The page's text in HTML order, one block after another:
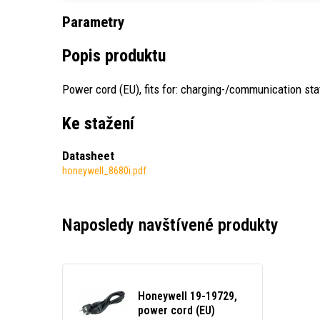
Parametry
Popis produktu
Power cord (EU), fits for: charging-/communication
Ke stažení
Datasheet
honeywell_8680i.pdf
Naposledy navštívené produkty
Honeywell 19-19729,
power cord (EU)